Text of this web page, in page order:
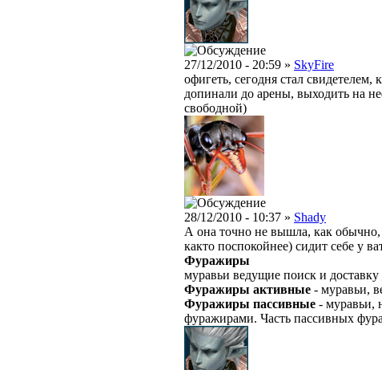
27/12/2010 - 20:59 » SkyFire
офигеть, сегодня стал
допинали до арены, выходить на
свободной)
28/12/2010 - 10:37 » Shady
А она точно не вышла, как
както поспокойнее) сидит себе у
Фуражиры
муравьи ведущие поиск и
Фуражиры активные - муравьи,
Фуражиры пассивные - муравьи,
фуражирами. Часть пассивных